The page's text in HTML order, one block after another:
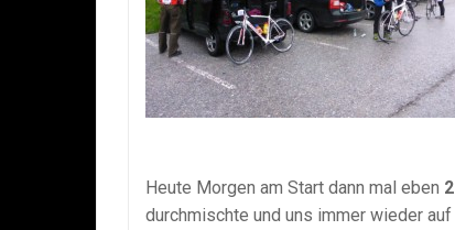
Heute Morgen am Start dann mal eben
durchmischte und uns immer wieder